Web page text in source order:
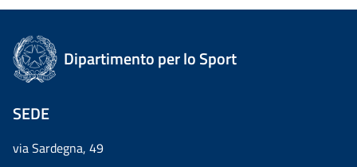
Dipartimento per lo Sport
SEDE
via Sardegna, 49